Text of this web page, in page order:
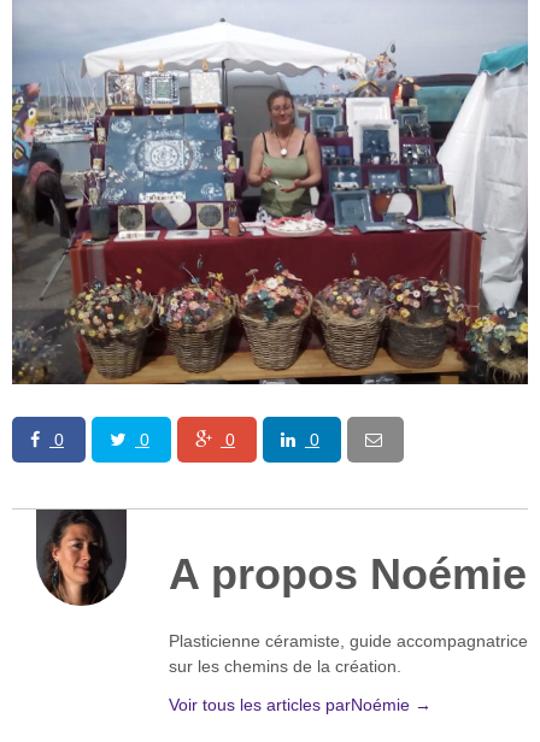
0 0 0 0
A propos Noémie
Plasticienne céramiste, guide accompagnatrice
sur les chemins de la création.
Voir tous les articles parNoémie →